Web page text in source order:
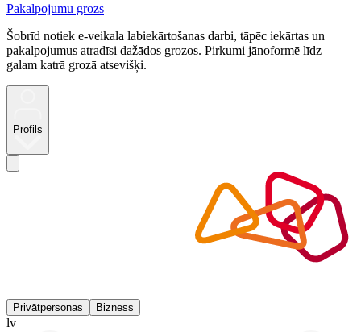
Pakalpojumu grozs
Šobrīd notiek e-veikala labiekārtošanas darbi, tāpēc iekārtas un
pakalpojumus atradīsi dažādos grozos. Pirkumi jānoformē līdz
galam katrā grozā atsevišķi.
Profils
Privātpersonas Bizness
lv